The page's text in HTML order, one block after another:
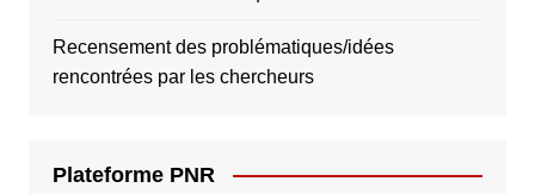
Recensement des problématiques/idées
rencontrées par les chercheurs
Plateforme PNR